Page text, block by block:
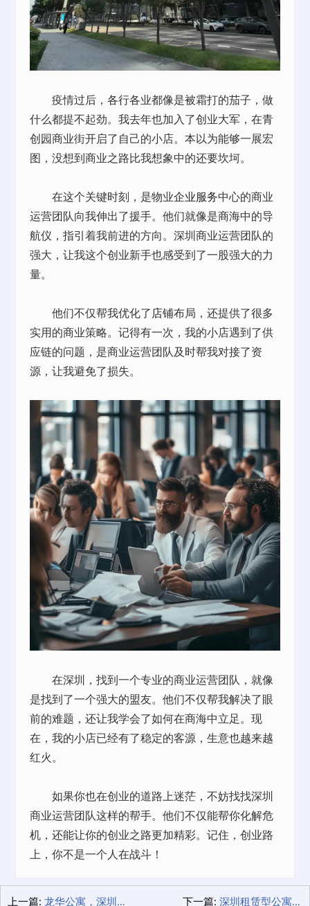
疫情过后，各行各业都像是被霜打的茄子，做
什么都提不起劲。我去年也加入了创业大军，在青
创园商业街开启了自己的小店。本以为能够一展宏
图，没想到商业之路比我想象中的还要坎坷。
在这个关键时刻，是物业企业服务中心的商业
运营团队向我伸出了援手。他们就像是商海中的导
航仪，指引着我前进的方向。深圳商业运营团队的
强大，让我这个创业新手也感受到了一股强大的力
量。
他们不仅帮我优化了店铺布局，还提供了很多
实用的商业策略。记得有一次，我的小店遇到了供
应链的问题，是商业运营团队及时帮我对接了资
源，让我避免了损失。
在深圳，找到一个专业的商业运营团队，就像
是找到了一个强大的盟友。他们不仅帮我解决了眼
前的难题，还让我学会了如何在商海中立足。现
在，我的小店已经有了稳定的客源，生意也越来越
红火。
如果你也在创业的道路上迷茫，不妨找找深圳
商业运营团队这样的帮手。他们不仅能帮你化解危
机，还能让你的创业之路更加精彩。记住，创业路
上，你不是一个人在战斗！
上一篇: 龙华公寓，深圳打工族的温馨家园 下一篇: 深圳租赁型公寓价格，我的租房经验分享！